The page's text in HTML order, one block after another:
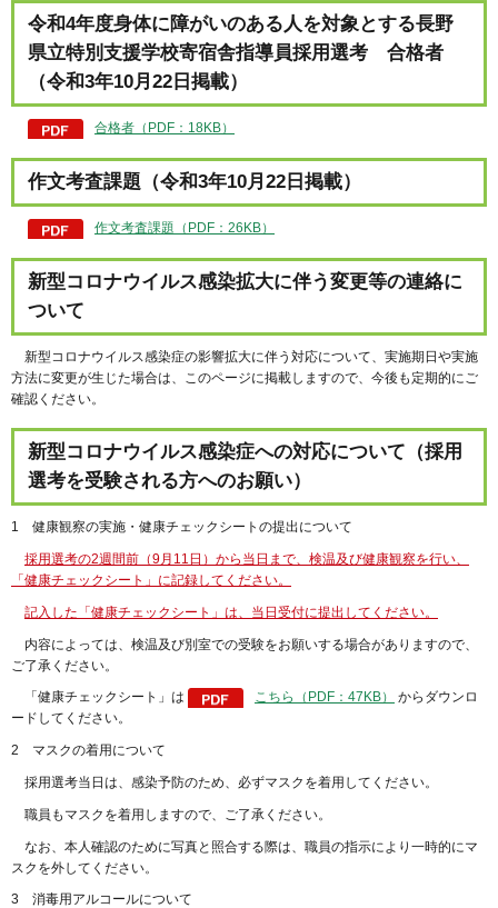
令和4年度身体に障がいのある人を対象とする長野
県立特別支援学校寄宿舎指導員採用選考 合格者
（令和3年10月22日掲載）
合格者（PDF：18KB）
作文考査課題（令和3年10月22日掲載）
作文考査課題（PDF：26KB）
新型コロナウイルス感染拡大に伴う変更等の連絡に
ついて
新型コロナウイルス感染症の影響拡大に伴う対応について、実施期日や実施
方法に変更が生じた場合は、このページに掲載しますので、今後も定期的にご
確認ください。
新型コロナウイルス感染症への対応について（採用
選考を受験される方へのお願い）
1 健康観察の実施・健康チェックシートの提出について
採用選考の2週間前（9月11日）から当日まで、検温及び健康観察を行い、
「健康チェックシート」に記録してください。
記入した「健康チェックシート」は、当日受付に提出してください。
内容によっては、検温及び別室での受験をお願いする場合がありますので、
ご了承ください。
「健康チェックシート」は こちら（PDF：47KB）
からダウンロ
ードしてください。
2 マスクの着用について
採用選考当日は、感染予防のため、必ずマスクを着用してください。
職員もマスクを着用しますので、ご了承ください。
なお、本人確認のために写真と照合する際は、職員の指示により一時的にマ
スクを外してください。
3 消毒用アルコールについて